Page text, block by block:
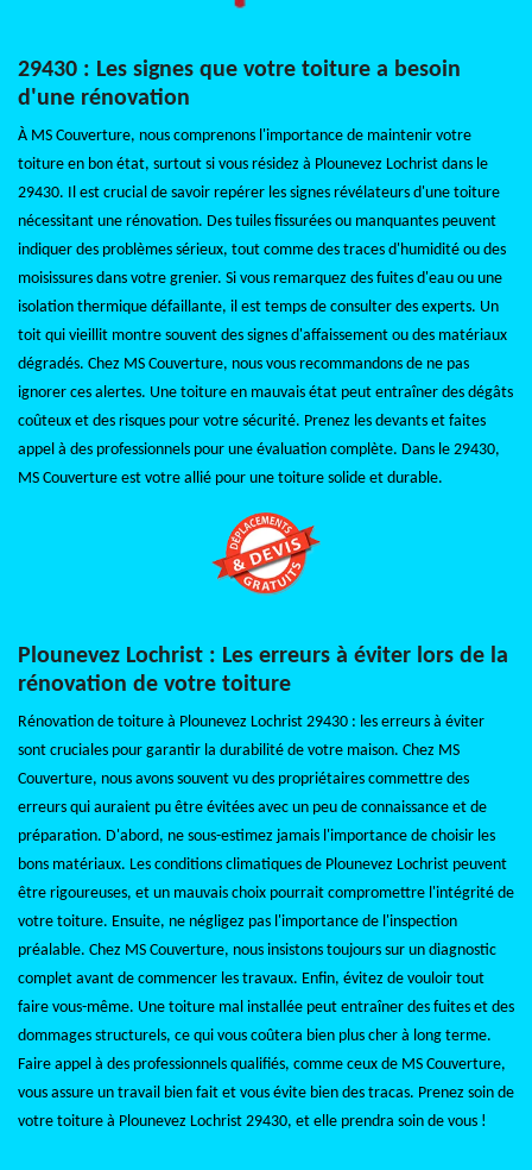
29430 : Les signes que votre toiture a besoin
d'une rénovation
À MS Couverture, nous comprenons l'importance de maintenir votre
toiture en bon état, surtout si vous résidez à Plounevez Lochrist dans le
29430. Il est crucial de savoir repérer les signes révélateurs d'une toiture
nécessitant une rénovation. Des tuiles fissurées ou manquantes peuvent
indiquer des problèmes sérieux, tout comme des traces d'humidité ou des
moisissures dans votre grenier. Si vous remarquez des fuites d'eau ou une
isolation thermique défaillante, il est temps de consulter des experts. Un
toit qui vieillit montre souvent des signes d'affaissement ou des matériaux
dégradés. Chez MS Couverture, nous vous recommandons de ne pas
ignorer ces alertes. Une toiture en mauvais état peut entraîner des dégâts
coûteux et des risques pour votre sécurité. Prenez les devants et faites
appel à des professionnels pour une évaluation complète. Dans le 29430,
MS Couverture est votre allié pour une toiture solide et durable.
Plounevez Lochrist : Les erreurs à éviter lors de la
rénovation de votre toiture
Rénovation de toiture à Plounevez Lochrist 29430 : les erreurs à éviter
sont cruciales pour garantir la durabilité de votre maison. Chez MS
Couverture, nous avons souvent vu des propriétaires commettre des
erreurs qui auraient pu être évitées avec un peu de connaissance et de
préparation. D'abord, ne sous-estimez jamais l'importance de choisir les
bons matériaux. Les conditions climatiques de Plounevez Lochrist peuvent
être rigoureuses, et un mauvais choix pourrait compromettre l'intégrité de
votre toiture. Ensuite, ne négligez pas l'importance de l'inspection
préalable. Chez MS Couverture, nous insistons toujours sur un diagnostic
complet avant de commencer les travaux. Enfin, évitez de vouloir tout
faire vous-même. Une toiture mal installée peut entraîner des fuites et des
dommages structurels, ce qui vous coûtera bien plus cher à long terme.
Faire appel à des professionnels qualifiés, comme ceux de MS Couverture,
vous assure un travail bien fait et vous évite bien des tracas. Prenez soin de
votre toiture à Plounevez Lochrist 29430, et elle prendra soin de vous !